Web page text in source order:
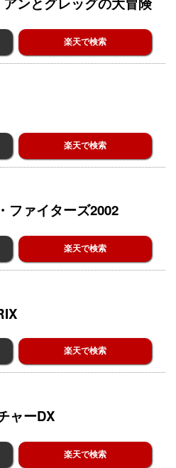
楽天で検索
楽天で検索
ファイターズ2002
楽天で検索
楽天で検索
ャーDX
楽天で検索